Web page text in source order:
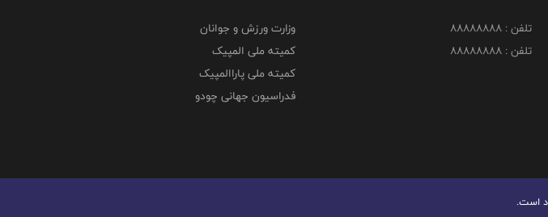
تلفن : 88888888
تلفن : 88888888
وزارت ورزش و جوانان
کمیته ملی المپیک
کمیته ملی پاراالمپیک
فدراسیون جهانی چودو
است.